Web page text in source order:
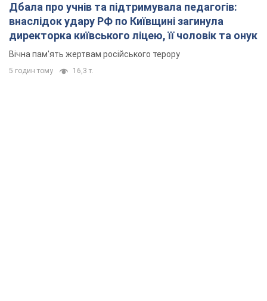
Дбала про учнів та підтримувала педагогів:
внаслідок удару РФ по Київщині загинула
директорка київського ліцею, її чоловік та онук
Вічна пам'ять жертвам російського терору
5 годин тому 16,3 т.